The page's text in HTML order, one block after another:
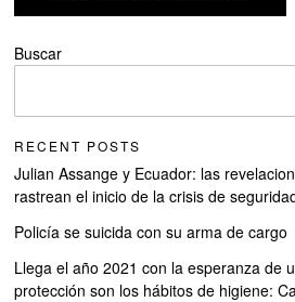
Buscar
RECENT POSTS
Julian Assange y Ecuador: las
rastrean el inicio de la crisis de
Policía se suicida con su arma de cargo
Llega el año 2021 con la esperanza de
protección son los hábitos de higiene: